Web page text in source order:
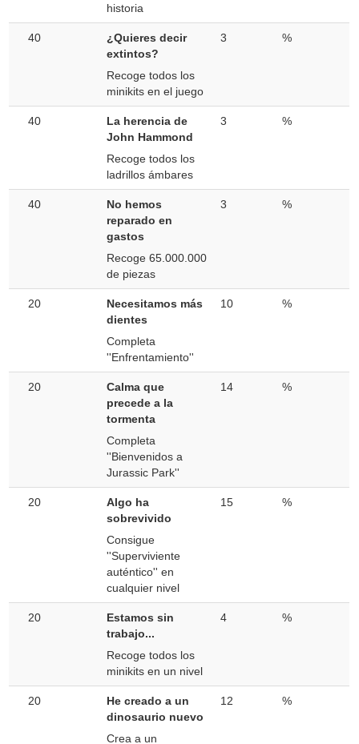
historia
40
¿Quieres decir
extintos?
Recoge todos los
minikits en el juego
3 %
40
La herencia de
John Hammond
Recoge todos los
ladrillos ámbares
3 %
40
No hemos
reparado en
gastos
Recoge 65.000.000
de piezas
3 %
20
Necesitamos más
dientes
Completa
''Enfrentamiento''
10 %
20
Calma que
precede a la
tormenta
Completa
''Bienvenidos a
Jurassic Park''
14 %
20
Algo ha
sobrevivido
Consigue
''Superviviente
auténtico'' en
cualquier nivel
15 %
20
Estamos sin
trabajo...
Recoge todos los
minikits en un nivel
4 %
20
He creado a un
dinosaurio nuevo
Crea a un
12 %